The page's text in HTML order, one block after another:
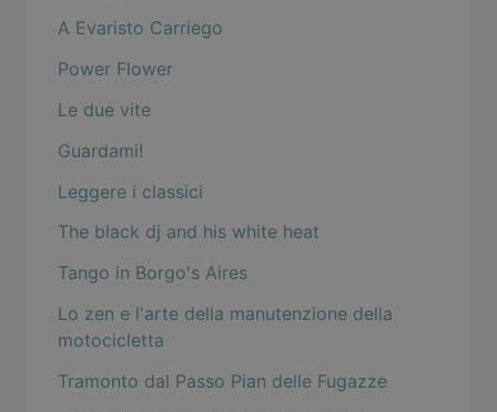
A Evaristo Carriego
Power Flower
Le due vite
Guardami!
Leggere i classici
The black dj and his white heat
Tango in Borgo's Aires
Lo zen e l'arte della manutenzione della
motocicletta
Tramonto dal Passo Pian delle Fugazze